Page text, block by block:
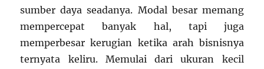
sumber daya seadanya. Modal besar memang
mempercepat banyak hal, tapi juga
memperbesar kerugian ketika arah bisnisnya
ternyata keliru. Memulai dari ukuran kecil